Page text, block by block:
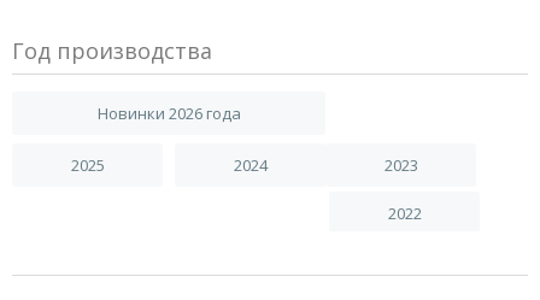
Год производства
Новинки 2026 года
2025 2024 2023
2022